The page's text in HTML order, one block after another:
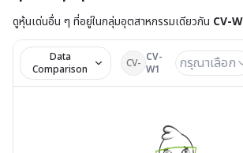
ดูหุ้นเด่นอื่น ๆ ที่อยู่ในกลุ่มอุตสาหกรรมเดียวกัน CV-
Data
Comparison
CV- CV-
W1
กรุณาเลือก